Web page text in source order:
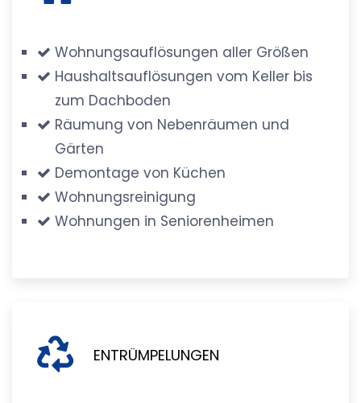
Wohnungsauflösungen aller Größen
Haushaltsauflösungen vom Keller bis
zum Dachboden
Räumung von Nebenräumen und
Gärten
Demontage von Küchen
Wohnungsreinigung
Wohnungen in Seniorenheimen
ENTRÜMPELUNGEN